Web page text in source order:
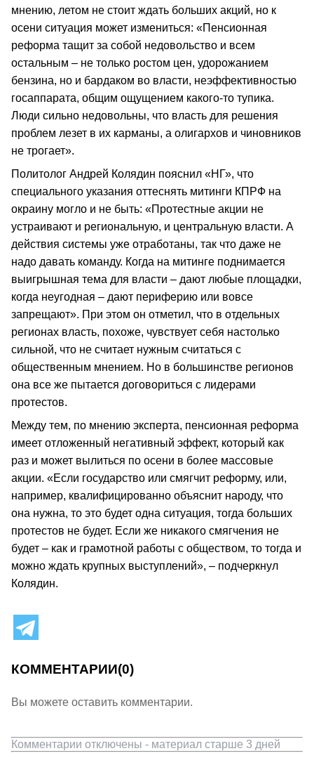
мнению, летом не стоит ждать больших акций, но к
осени ситуация может измениться: «Пенсионная
реформа тащит за собой недовольство и всем
остальным – не только ростом цен, удорожанием
бензина, но и бардаком во власти, неэффективностью
госаппарата, общим ощущением какого-то тупика.
Люди сильно недовольны, что власть для решения
проблем лезет в их карманы, а олигархов и чиновников
не трогает».
Политолог Андрей Колядин пояснил «НГ», что
специального указания оттеснять митинги КПРФ на
окраину могло и не быть: «Протестные акции не
устраивают и региональную, и центральную власти. А
действия системы уже отработаны, так что даже не
надо давать команду. Когда на митинге поднимается
выигрышная тема для власти – дают любые площадки,
когда неугодная – дают периферию или вовсе
запрещают». При этом он отметил, что в отдельных
регионах власть, похоже, чувствует себя настолько
сильной, что не считает нужным считаться с
общественным мнением. Но в большинстве регионов
она все же пытается договориться с лидерами
протестов.
Между тем, по мнению эксперта, пенсионная реформа
имеет отложенный негативный эффект, который как
раз и может вылиться по осени в более массовые
акции. «Если государство или смягчит реформу, или,
например, квалифицированно объяснит народу, что
она нужна, то это будет одна ситуация, тогда больших
протестов не будет. Если же никакого смягчения не
будет – как и грамотной работы с обществом, то тогда и
можно ждать крупных выступлений», – подчеркнул
Колядин.
КОММЕНТАРИИ(0)
Вы можете оставить комментарии.
Комментарии отключены - материал старше 3 дней